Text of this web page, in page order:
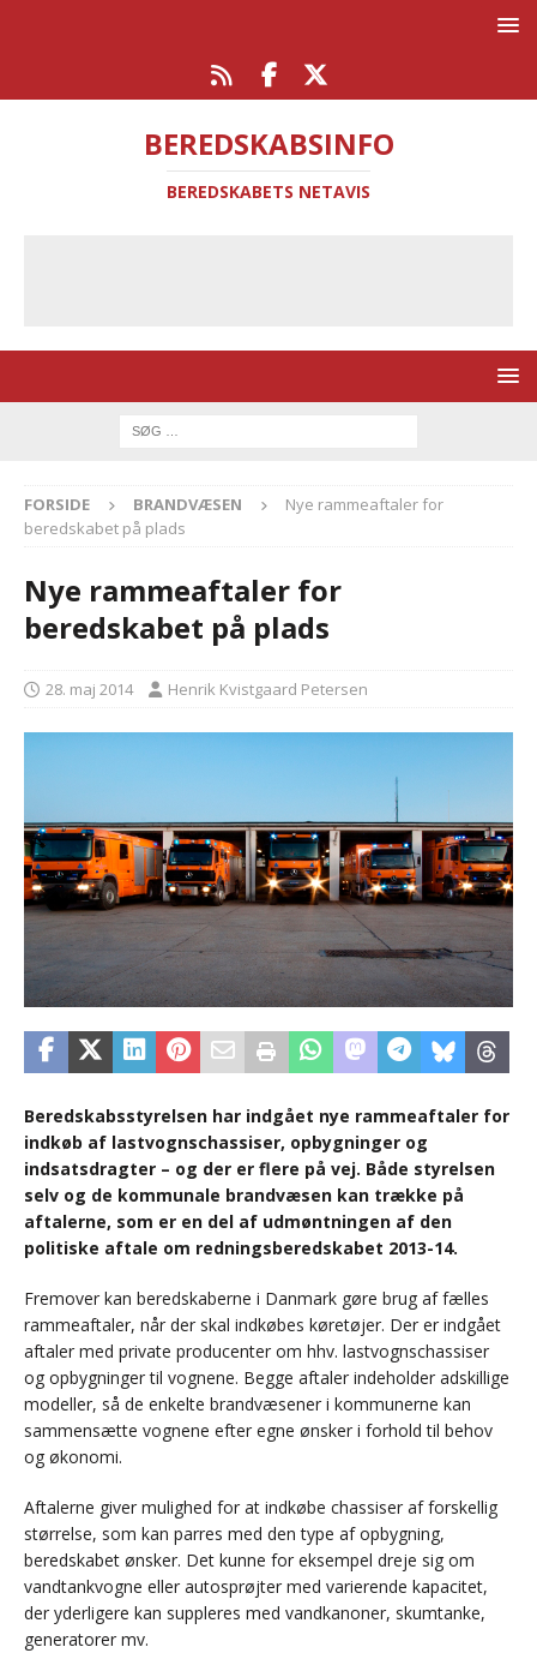
BEREDSKABSINFO
BEREDSKABETS NETAVIS
FORSIDE BRANDVÆSEN
Nye rammeaftaler for
beredskabet på plads
Nye rammeaftaler for
beredskabet på plads
28. maj 2014 Henrik Kvistgaard Petersen
Beredskabsstyrelsen har indgået nye rammeaftaler for
indkøb af lastvognschassiser, opbygninger og
indsatsdragter – og der er flere på vej. Både styrelsen
selv og de kommunale brandvæsen kan trække på
aftalerne, som er en del af udmøntningen af den
politiske aftale om redningsberedskabet 2013-14.
Fremover kan beredskaberne i Danmark gøre brug af fælles
rammeaftaler, når der skal indkøbes køretøjer. Der er indgået
aftaler med private producenter om hhv. lastvognschassiser
og opbygninger til vognene. Begge aftaler indeholder adskillige
modeller, så de enkelte brandvæsener i kommunerne kan
sammensætte vognene efter egne ønsker i forhold til behov
og økonomi.
Aftalerne giver mulighed for at indkøbe chassiser af forskellig
størrelse, som kan parres med den type af opbygning,
beredskabet ønsker. Det kunne for eksempel dreje sig om
vandtankvogne eller autosprøjter med varierende kapacitet,
der yderligere kan suppleres med vandkanoner, skumtanke,
generatorer mv.